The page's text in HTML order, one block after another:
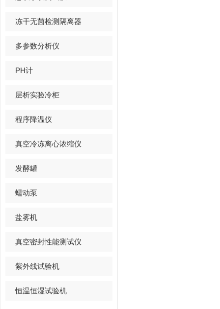
冻干无菌检测隔离器
多参数分析仪
PH计
层析实验冷柜
程序降温仪
真空冷冻离心浓缩仪
发酵罐
蠕动泵
盐雾机
真空密封性能测试仪
紫外线试验机
恒温恒湿试验机